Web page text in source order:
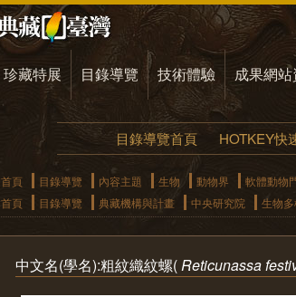
珍藏特展 目錄導覽 技術體驗 成果網
目錄導覽首頁 HOTKEY快
首頁 目錄導覽 內容主題 生物 動物界 軟體動物
首頁
目錄導覽 典藏機構與計畫 中央研究院 生物
中文名(學名):粗紋織紋螺(Reticunassa